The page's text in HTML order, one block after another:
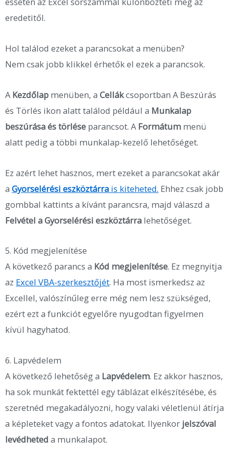
eredetitől.
Hol találod ezeket a parancsokat a menüben?
Nem csak jobb klikkel érhetők el ezek a parancsok.
AKezdőlap menüben, a Cellákcsoportban A Beszúrás
és Törlés ikon alatt találod például a Munkalap
beszúrása és törlése parancsot. AFormátum menü
alatt pedig a többi munkalap-kezelő lehetőséget.
Ez azért lehet hasznos, mert ezeket a parancsokat akár
a Gyorselérési eszköztárra is kiteheted. Ehhez csak jobb
gombbal kattints a kívánt parancsra, majd válaszd a
Felvétel a Gyorselérési eszköztárra lehetőséget.
5. Kód megjelenítése
A következő parancs a Kód megjelenítése. Ez megnyitja
az Excel VBA-szerkesztőjét. Ha most ismerkedsz az
Excellel, valószínűleg erre még nem lesz szükséged,
ezért ezt a funkciót egyelőre nyugodtan figyelmen
kívül hagyhatod.
6. Lapvédelem
A következő lehetőség a Lapvédelem. Ez akkor hasznos,
ha sok munkát fektettél egy táblázat elkészítésébe, és
szeretnéd megakadályozni, hogy valaki véletlenül átírja
a képleteket vagy a fontos adatokat. Ilyenkor jelszóval
levédheted a munkalapot.